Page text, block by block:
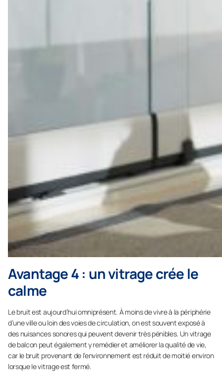
Avantage 4 : un vitrage crée le
calme
Le bruit est aujourd’hui omniprésent. À moins de vivre à la périphérie
d’une ville ou loin des voies de circulation, on est souvent exposé à
des nuisances sonores qui peuvent devenir très pénibles. Un vitrage
de balcon peut également y remédier et améliorer la qualité de vie,
car le bruit provenant de l’environnement est réduit de moitié environ
lorsque le vitrage est fermé.